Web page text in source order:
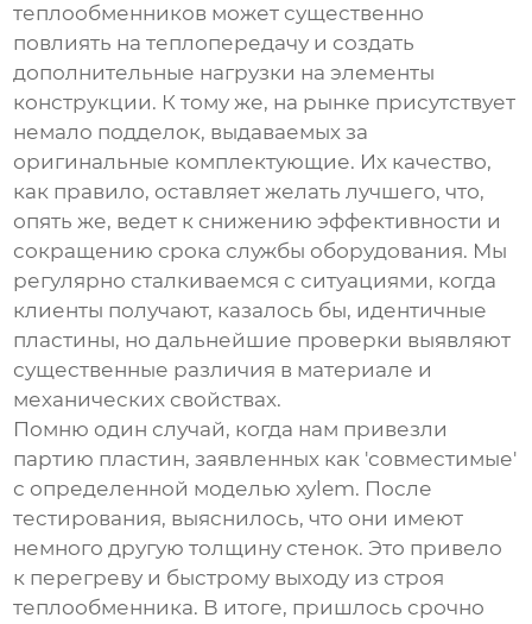
теплообменников может существенно
повлиять на теплопередачу и создать
дополнительные нагрузки на элементы
конструкции. К тому же, на рынке присутствует
немало подделок, выдаваемых за
оригинальные комплектующие. Их качество,
как правило, оставляет желать лучшего, что,
опять же, ведет к снижению эффективности и
сокращению срока службы оборудования. Мы
регулярно сталкиваемся с ситуациями, когда
клиенты получают, казалось бы, идентичные
пластины, но дальнейшие проверки выявляют
существенные различия в материале и
механических свойствах.
Помню один случай, когда нам привезли
партию пластин, заявленных как 'совместимые'
с определенной моделью xylem. После
тестирования, выяснилось, что они имеют
немного другую толщину стенок. Это привело
к перегреву и быстрому выходу из строя
теплообменника. В итоге, пришлось срочно